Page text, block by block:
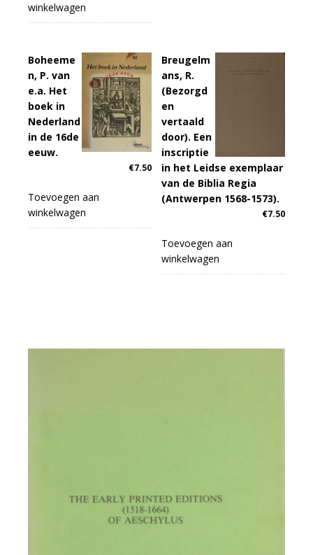
winkelwagen
Boheeme
n, P. van
e.a. Het
boek in
Nederland
in de 16de
eeuw.
€7.50
Toevoegen aan
winkelwagen
Breugelm
ans, R.
(Bezorgd
en
vertaald
door). Een
inscriptie
in het Leidse exemplaar
van de Biblia Regia
(Antwerpen 1568-1573).
€7.50
Toevoegen aan
winkelwagen